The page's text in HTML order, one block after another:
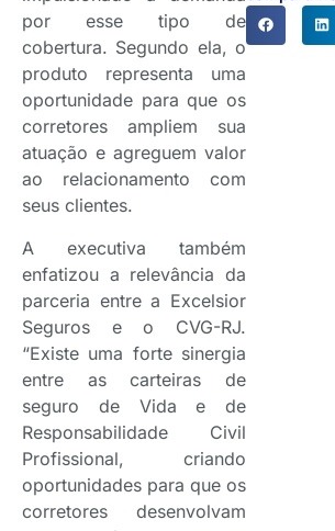
por esse tipo de
cobertura. Segundo ela, o
produto representa uma
oportunidade para que os
corretores ampliem sua
atuação e agreguem valor
ao relacionamento com
seus clientes.
A executiva também
enfatizou a relevância da
parceria entre a Excelsior
Seguros e o CVG-RJ.
“Existe uma forte sinergia
entre as carteiras de
seguro de Vida e de
Responsabilidade Civil
Profissional, criando
oportunidades para que os
corretores desenvolvam